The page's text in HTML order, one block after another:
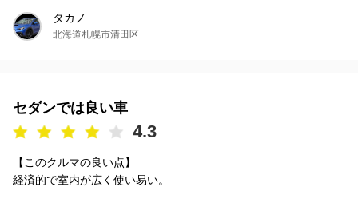
タカノ
北海道札幌市清田区
セダンでは良い車
4.3
【このクルマの良い点】
経済的で室内が広く使い易い。